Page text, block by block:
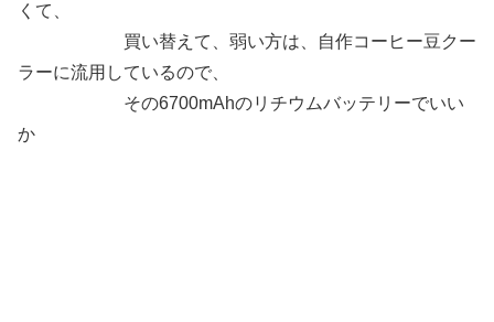
くて、
買い替えて、弱い方は、自作コーヒー豆クー
ラーに流用しているので、
その6700mAhのリチウムバッテリーでいい
か